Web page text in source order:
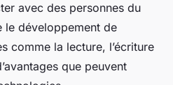
avec des personnes du
le développement de
comme la lecture, l’écriture
que peuvent